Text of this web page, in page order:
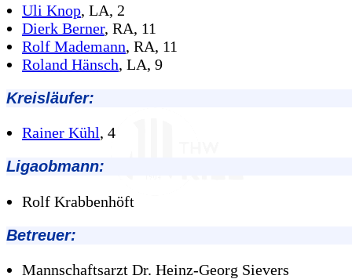
Uli Knop, LA, 2
Dierk Berner, RA, 11
Rolf Mademann, RA, 11
Roland Hänsch, LA, 9
Kreisläufer:
Rainer Kühl, 4
Ligaobmann:
Rolf Krabbenhöft
Betreuer:
Mannschaftsarzt Dr. Heinz-Georg Sievers